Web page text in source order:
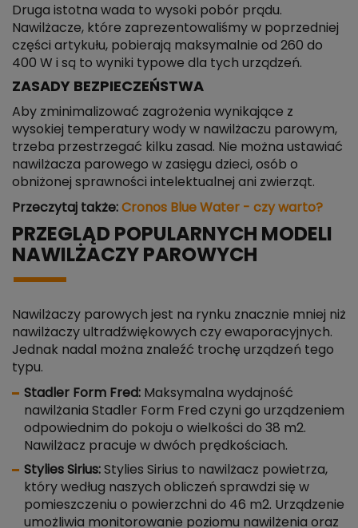
Druga istotna wada to wysoki pobór prądu.
Nawilżacze, które zaprezentowaliśmy w poprzedniej
części artykułu, pobierają maksymalnie od 260 do
400 W i są to wyniki typowe dla tych urządzeń.
ZASADY BEZPIECZEŃSTWA
Aby zminimalizować zagrożenia wynikające z
wysokiej temperatury wody w nawilżaczu parowym,
trzeba przestrzegać kilku zasad. Nie można ustawiać
nawilżacza parowego w zasięgu dzieci, osób o
obniżonej sprawności intelektualnej ani zwierząt.
Przeczytaj także: Cronos Blue Water - czy warto?
PRZEGLĄD POPULARNYCH MODELI
NAWILŻACZY PAROWYCH
Nawilżaczy parowych jest na rynku znacznie mniej niż
nawilżaczy ultradźwiękowych czy ewaporacyjnych.
Jednak nadal można znaleźć trochę urządzeń tego
typu.
Stadler Form Fred: Maksymalna wydajność
nawilżania Stadler Form Fred czyni go urządzeniem
odpowiednim do pokoju o wielkości do 38 m2.
Nawilżacz pracuje w dwóch prędkościach.
Stylies Sirius: Stylies Sirius to nawilżacz powietrza,
który według naszych obliczeń sprawdzi się w
pomieszczeniu o powierzchni do 46 m2. Urządzenie
umożliwia monitorowanie poziomu nawilżenia oraz